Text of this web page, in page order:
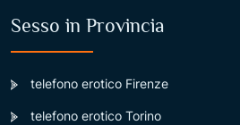
Sesso in Provincia
telefono erotico Firenze
telefono erotico Torino